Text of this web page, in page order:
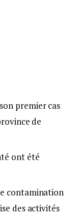
premier cas
de
ont été
contamination
des activités